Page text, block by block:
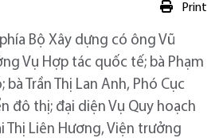
Print
Bộ Xây dựng có ông Vũ
Vụ Hợp tác quốc tế; bà Phạm
bà Trần Thị Lan Anh, Phó Cục
đô thị; đại diện Vụ Quy hoạch
Thị Liên Hương, Viện trưởng